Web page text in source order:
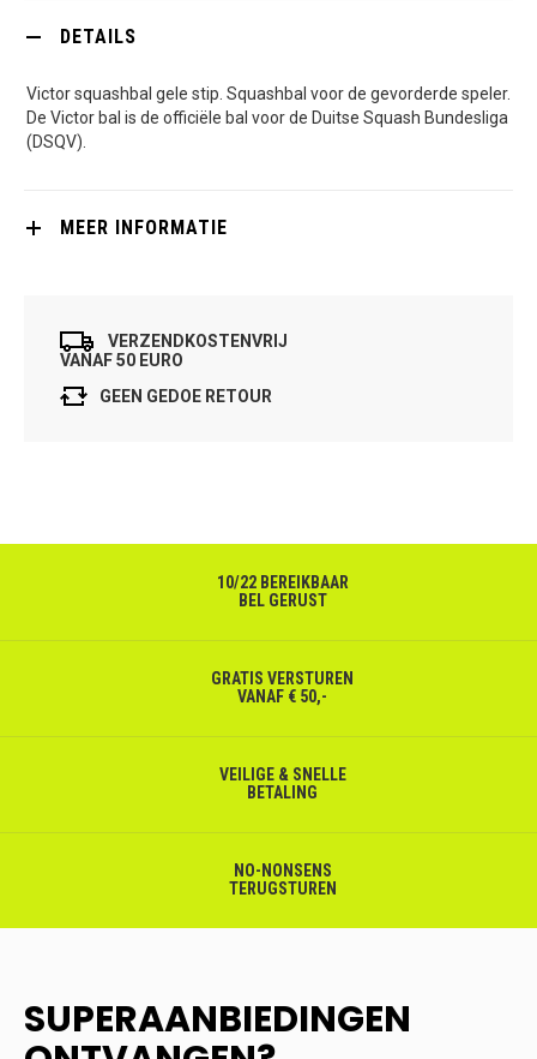
DETAILS
Victor squashbal gele stip. Squashbal voor de gevorderde speler.
De Victor bal is de officiële bal voor de Duitse Squash Bundesliga
(DSQV).
MEER INFORMATIE
VERZENDKOSTENVRIJ
VANAF 50 EURO
GEEN GEDOE RETOUR
10/22 BEREIKBAAR
BEL GERUST
GRATIS VERSTUREN
VANAF € 50,-
VEILIGE & SNELLE
BETALING
NO-NONSENS
TERUGSTUREN
SUPERAANBIEDINGEN